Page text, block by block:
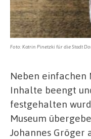
Foto: Katrin Pinetzki für die Stadt
Neben einfachen
Inhalte beengt
festgehalten
Museum
Johannes Gröger